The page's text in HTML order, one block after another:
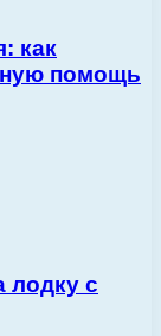
как
помощь
лодку с